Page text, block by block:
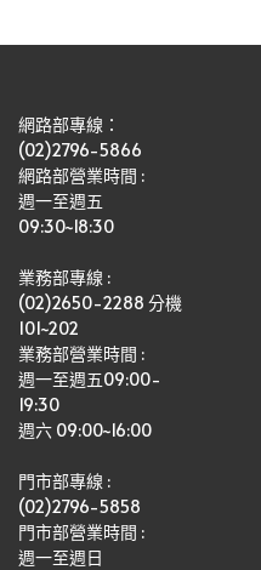
網路部專線：
(02)2796-5866
網路部營業時間 :
週一至週五
09:30~18:30
業務部專線 :
(02)2650-2288 分機
101~202
業務部營業時間 :
週一至週五09:00-
19:30
週六 09:00~16:00
門市部專線 :
(02)2796-5858
門市部營業時間 :
週一至週日